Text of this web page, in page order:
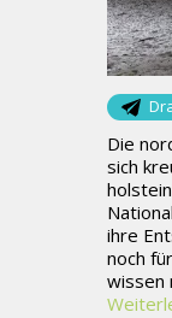
Die
sich
ihre
noch
wissen